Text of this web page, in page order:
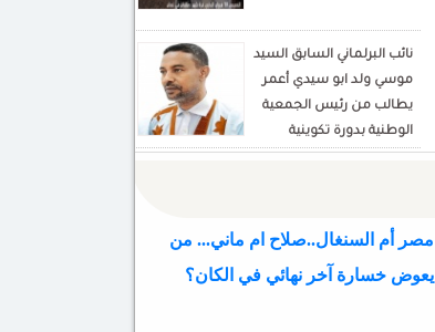
نائب البرلماني السابق السيد
موسي ولد ابو سيدي أعمر
يطالب من رئيس الجمعية
الوطنية بدورة تكوينية
للنواب الجديد
مصر أم السنغال..صلاح ام ماني... من
يعوض خسارة آخر نهائي في الكان؟